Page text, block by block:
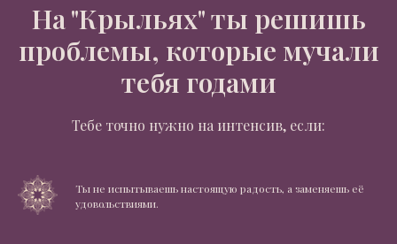
На "Крыльях" ты решишь
проблемы, которые мучали
тебя годами
Тебе точно нужно на интенсив, если:
Ты не испытываешь настоящую радость, а заменяешь её
удовольствиями.